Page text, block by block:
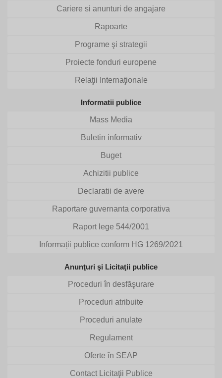
Cariere si anunturi de angajare
Rapoarte
Programe şi strategii
Proiecte fonduri europene
Relaţii Internaţionale
Informatii publice
Mass Media
Buletin informativ
Buget
Achizitii publice
Declaratii de avere
Raportare guvernanta corporativa
Raport lege 544/2001
Informații publice conform HG 1269/2021
Anunţuri şi Licitaţii publice
Proceduri în desfăşurare
Proceduri atribuite
Proceduri anulate
Regulament
Oferte în SEAP
Contact Licitaţii Publice